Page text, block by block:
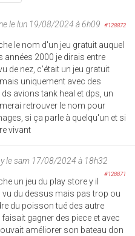
le lun 19/08/2024 à 6h09 #128872
le nom d'un jeu gratuit auquel
années 2000 je dirais entre
de nez, c'était un jeu gratuit
uniquement avec des
avions tank heal et dps, un
retrouver le nom pour
si ça parle à quelqu'un et si
vivant
le sam 17/08/2024 à 18h32
#128871
un jeu du play store y il
vu du dessus mais pas trop ou
du poisson tué des autre
gagner des piece et avec
améliorer son bateau don